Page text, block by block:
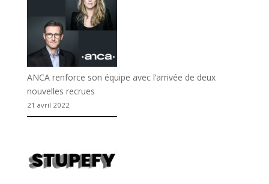
ANCA renforce son équipe avec l’arrivée de deux
nouvelles recrues
21 avril 2022